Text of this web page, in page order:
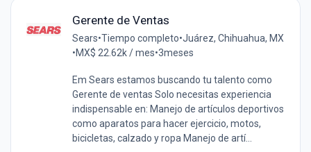
Gerente de Ventas
Sears•Tiempo completo•Juárez, Chihuahua, MX
•MX$ 22.62k / mes•3meses
Em Sears estamos buscando tu talento como
Gerente de ventas Solo necesitas experiencia
indispensable en: Manejo de artículos deportivos
como aparatos para hacer ejercicio, motos,
bicicletas, calzado y ropa Manejo de artí...